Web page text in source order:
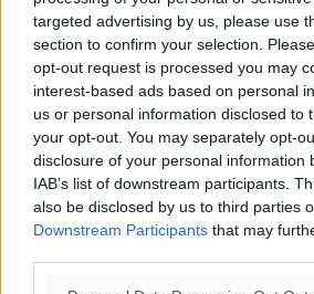
targeted advertising by us, please use
section to confirm your selection.
opt-out request is processed you may
interest-based ads based on personal
us or personal information disclosed to
your opt-out. You may separately opt-
disclosure of your personal information
IAB’s list of downstream participants.
also be disclosed by us to third parties
Downstream Participants that may
Όνοματεπώνυμο Email
Φύλαξε τα στοιχεία μου για